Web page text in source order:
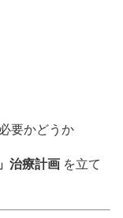
要かどうか
治療計画 を立て